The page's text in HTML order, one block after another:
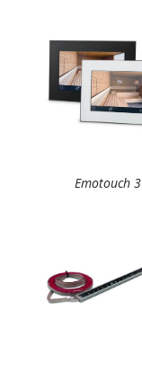
Emotouch 3